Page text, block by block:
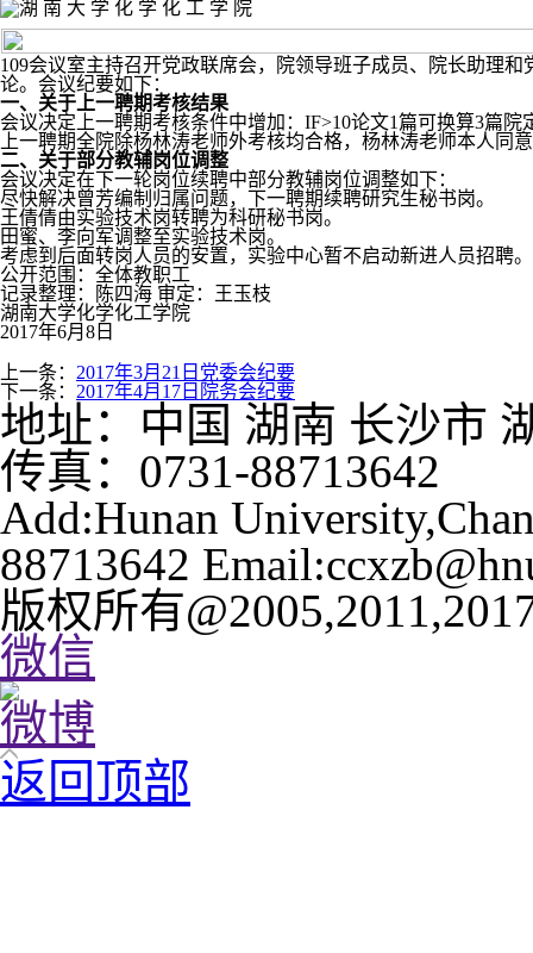
109会议室主持召开党政联席会，院领导班子成员、院长助理
论。会议纪要如下：
一、关于上一聘期考核结果
会议决定上一聘期考核条件中增加：IF>10论文1篇可换算3篇
上一聘期全院除杨林涛老师外考核均合格，杨林涛老师本人同
二、关于部分教辅岗位调整
会议决定在下一轮岗位续聘中部分教辅岗位调整如下：
尽快解决曾芳编制归属问题，下一聘期续聘研究生秘书岗。
王倩倩由实验技术岗转聘为科研秘书岗。
田蜜、李向军调整至实验技术岗。
考虑到后面转岗人员的安置，实验中心暂不启动新进人员招聘。
公开范围：全体教职工
记录整理：陈四海 审定：王玉枝
湖南大学化学化工学院
2017年6月8日
上一条： 2017年3月21日党委会纪要
下一条： 2017年4月17日院务会纪要
地址：中国 湖南 长沙市
传真：0731-88713642
Add:Hunan
88713642
版权所有
微信
微博
返回顶部